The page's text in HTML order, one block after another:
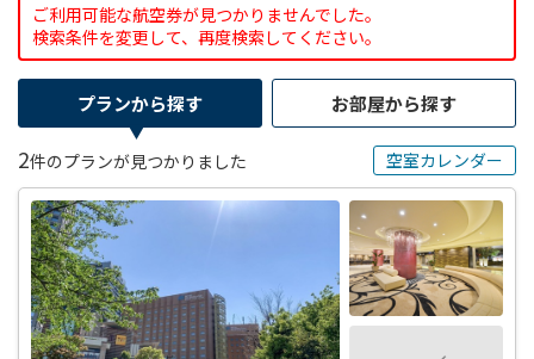
ご利用可能な航空券が見つかりませんでした。
検索条件を変更して、再度検索してください。
プランから探す お部屋から探す
2件のプランが見つかりました 空室カレンダー